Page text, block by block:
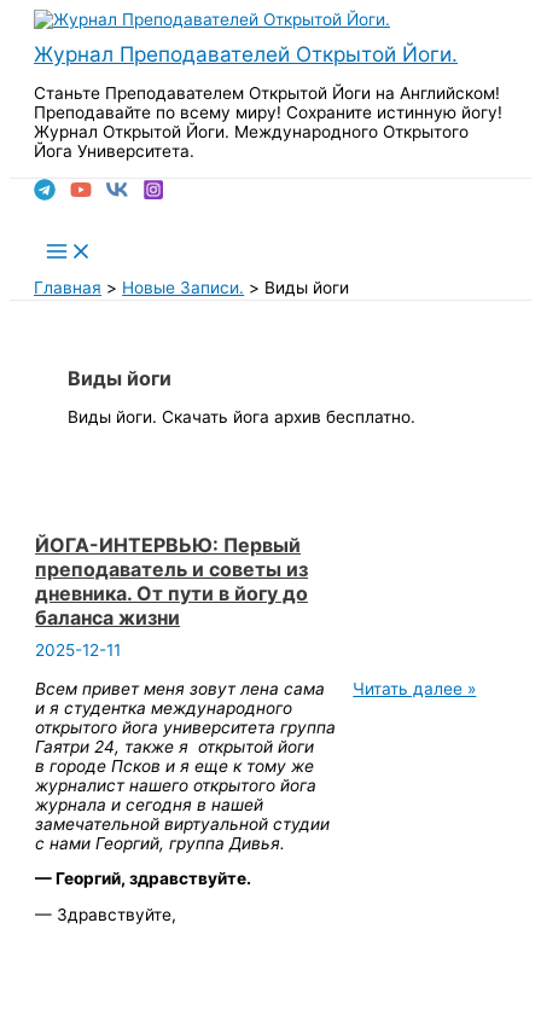
Перейти
содержимому
Журнал Преподавателей Открытой Йоги.
Станьте Преподавателем Открытой Йоги на Английском!
Преподавайте по всему миру! Сохраните истинную йогу!
Журнал Открытой Йоги. Международного Открытого
Йога Университета.
Main
Menu
Главная
Новые Записи. Виды йоги
Виды йоги
Виды йоги. Скачать йога архив бесплатно.
ЙОГА-ИНТЕРВЬЮ: Первый
преподаватель и советы из
дневника. От пути в йогу до
баланса жизни
2025-12-11
Всем привет меня зовут лена сама
и я студентка международного
открытого йога университета группа
Гаятри 24, также я открытой йоги
в городе Псков и я еще к тому же
журналист нашего открытого йога
журнала и сегодня в нашей
замечательной виртуальной студии
с нами Георгий, группа Дивья.
— Георгий, здравствуйте.
— Здравствуйте,
ЙОГА-
Читать далее »